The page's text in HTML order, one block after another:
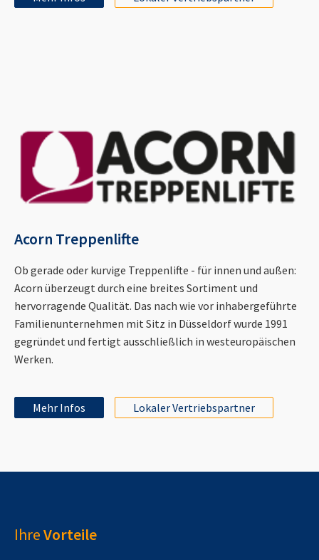
Acorn Treppenlifte
Ob gerade oder kurvige Treppenlifte - für innen und außen:
Acorn überzeugt durch eine breites Sortiment und
hervorragende Qualität. Das nach wie vor inhabergeführte
Familienunternehmen mit Sitz in Düsseldorf wurde 1991
gegründet und fertigt ausschließlich in westeuropäischen
Werken.
Mehr Infos Lokaler Vertriebspartner
IhreVorteile